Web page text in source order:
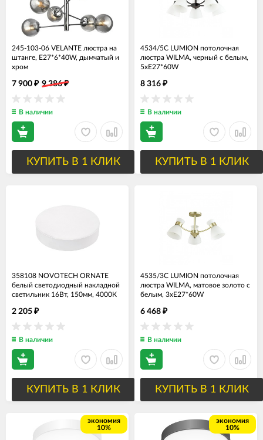
245-103-06 VELANTE люстра на
штанге, E27*6*40W, дымчатый и
хром
7 900 ₽ 9 386₽
В наличии
КУПИТЬ В 1 КЛИК
4534/5C LUMION потолочная
люстра WILMA, черный с белым,
5хЕ27*60W
8 316 ₽
В наличии
КУПИТЬ В 1 КЛИК
358108 NOVOTECH ORNATE
белый светодиодный накладной
светильник 16Вт, 150мм, 4000К
2 205 ₽
В наличии
КУПИТЬ В 1 КЛИК
4535/3C LUMION потолочная
люстра WILMA, матовое золото с
белым, 3хЕ27*60W
6 468 ₽
В наличии
КУПИТЬ В 1 КЛИК
экономия
10%
экономия
10%